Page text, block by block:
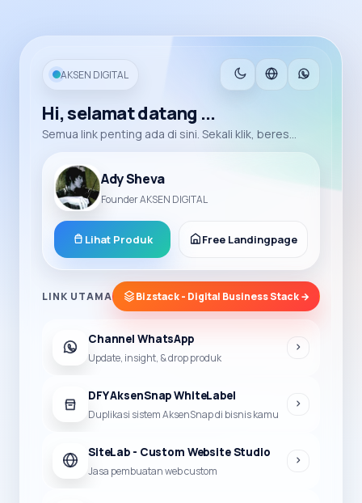
AKSEN DIGITAL
Hi, selamat datang ...
Semua link penting ada di sini. Sekali klik, beres...
Ady Sheva
Founder AKSEN DIGITAL
Lihat Produk Free Landingpage
LINK UTAMA Bizstack - Digital Business Stack →
Channel WhatsApp
Update, insight, & drop produk
DFY AksenSnap WhiteLabel
Duplikasi sistem AksenSnap di bisnis kamu
SiteLab - Custom Website Studio
Jasa pembuatan web custom